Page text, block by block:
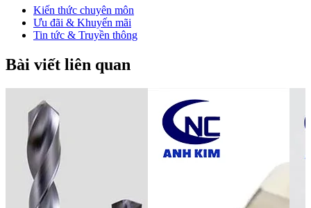
Kiến thức chuyên môn
Ưu đãi & Khuyến mãi
Tin tức & Truyền thông
Bài viết liên quan